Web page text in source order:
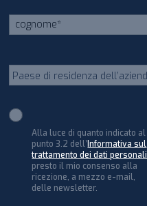
Alla luce di quanto indicato al
punto 3.2 dell’ Informativa sul
trattamento dei dati personali
presto il mio consenso alla
ricezione, a mezzo e-mail,
delle newsletter.